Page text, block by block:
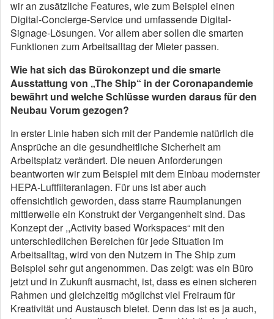
wir an zusätzliche Features, wie zum Beispiel einen
Digital-Concierge-Service und umfassende Digital-
Signage-Lösungen. Vor allem aber sollen die smarten
Funktionen zum Arbeitsalltag der Mieter passen.
Wie hat sich das Bürokonzept und die smarte
Ausstattung von „The Ship“ in der Coronapandemie
bewährt und welche Schlüsse wurden daraus für den
Neubau Vorum gezogen?
In erster Linie haben sich mit der Pandemie natürlich die
Ansprüche an die gesundheitliche Sicherheit am
Arbeitsplatz verändert. Die neuen Anforderungen
beantworten wir zum Beispiel mit dem Einbau modernster
HEPA-Luftfilteranlagen. Für uns ist aber auch
offensichtlich geworden, dass starre Raumplanungen
mittlerweile ein Konstrukt der Vergangenheit sind. Das
Konzept der ,,Activity based Workspaces“ mit den
unterschiedlichen Bereichen für jede Situation im
Arbeitsalltag, wird von den Nutzern in The Ship zum
Beispiel sehr gut angenommen. Das zeigt: was ein Büro
jetzt und in Zukunft ausmacht, ist, dass es einen sicheren
Rahmen und gleichzeitig möglichst viel Freiraum für
Kreativität und Austausch bietet. Denn das ist es ja auch,